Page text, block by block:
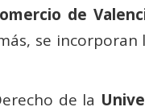
de
se incorporan
de la